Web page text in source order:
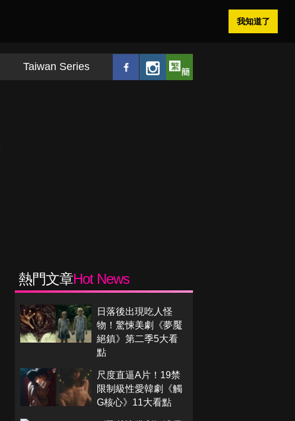
我知道了
Taiwan Series
熱門文章Hot News
日落後出現吃人怪
物！驚悚美劇《夢魘
絕鎮》第二季5大看
點
尺度直逼A片！19禁
限制級性愛韓劇《觸
G核心》11大看點